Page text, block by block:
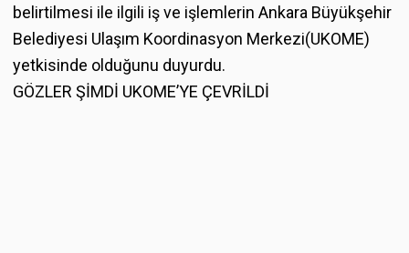
belirtilmesi ile ilgili iş ve işlemlerin Ankara Büyükşehir
Belediyesi Ulaşım Koordinasyon Merkezi(UKOME)
yetkisinde olduğunu duyurdu.
GÖZLER ŞİMDİ UKOME’YE ÇEVRİLDİ